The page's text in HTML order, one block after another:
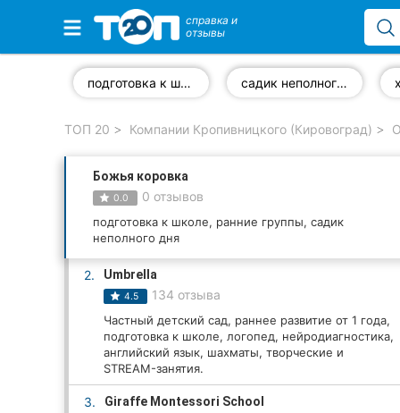
Избранные компании
Стоматологии
Частные клиники
Ветеринарные клиники
Автошколы
Все рубрики
справка и
отзывы
подготовка к школе садик неполного дня
ТОП 20 Компании Кропивницкого (Кировоград)
Божья коровка
0.0 0 отзывов
подготовка к школе, ранние группы, садик
неполного дня
2. Umbrella
4.5 134 отзыва
Частный детский сад, раннее развитие от 1 года,
подготовка к школе, логопед, нейродиагностика,
английский язык, шахматы, творческие и
STREAM-занятия.
3. Giraffe Montessori School